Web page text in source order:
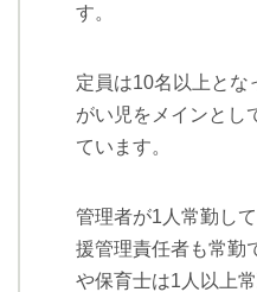
す。
定員は10名以上とな
がい児をメインとし
ています。
管理者が1人常勤し
援管理責任者も常勤
や保育士は1人以上